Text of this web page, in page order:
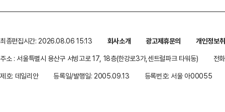
최종편집시간: 2026.08.06 15:13 회사소개 광고제휴문의
개인정보
주소 : 서울특별시 용산구 서빙고로 17, 18층(한강로3가,센트럴파크 타워동)
전
제호: 데일리안
등록일/발행일: 2005.09.13 등록번호: 서울 아00055